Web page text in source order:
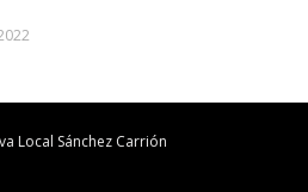
Local Sánchez Carrión